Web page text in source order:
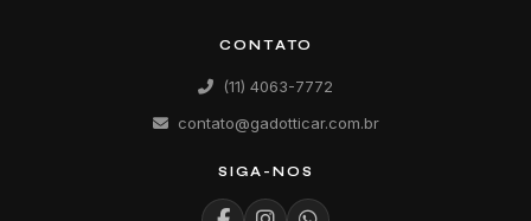
CONTATO
(11) 4063-7772
contato@gadotticar.com.br
SIGA-NOS